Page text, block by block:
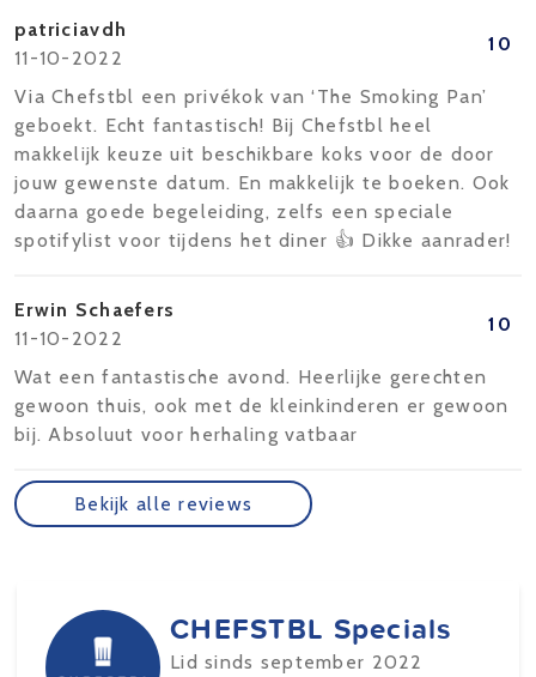
patriciavdh
11-10-2022
10
Via Chefstbl een privékok van ‘The Smoking Pan’
geboekt. Echt fantastisch! Bij Chefstbl heel
makkelijk keuze uit beschikbare koks voor de door
jouw gewenste datum. En makkelijk te boeken. Ook
daarna goede begeleiding, zelfs een speciale
spotifylist voor tijdens het diner 👍 Dikke aanrader!
Erwin Schaefers
11-10-2022
10
Wat een fantastische avond. Heerlijke gerechten
gewoon thuis, ook met de kleinkinderen er gewoon
bij. Absoluut voor herhaling vatbaar
Bekijk alle reviews
CHEFSTBL Specials
Lid sinds september 2022